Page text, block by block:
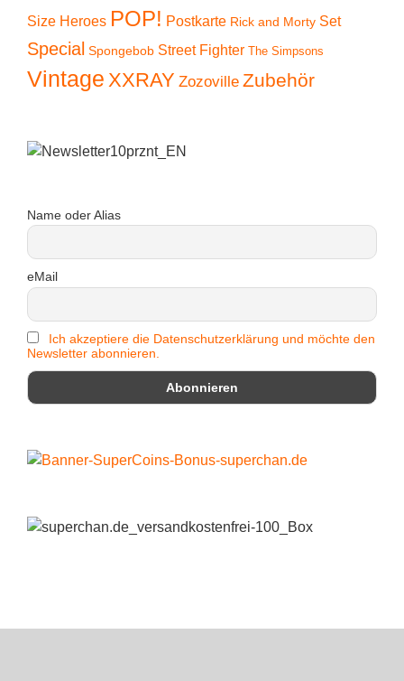
Size Heroes POP! Postkarte Rick and Morty Set
Special Spongebob Street Fighter The Simpsons
Vintage XXRAY Zozoville Zubehör
Name oder Alias
eMail
Ich akzeptiere die Datenschutzerklärung und möchte den
Newsletter abonnieren.